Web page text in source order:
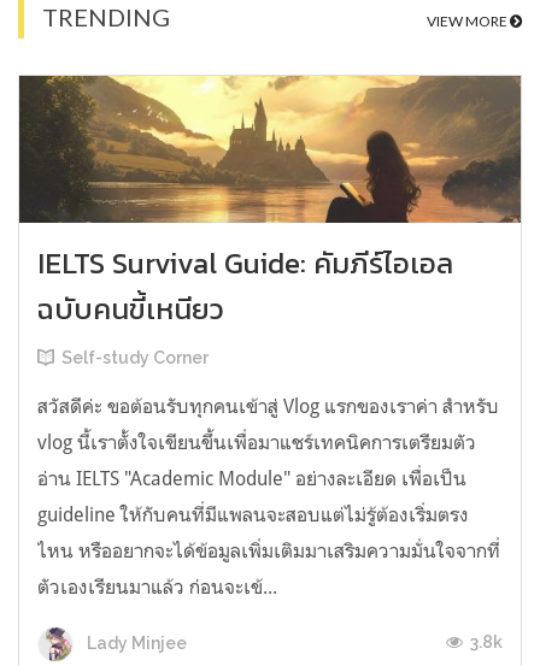
TRENDING VIEW MORE
IELTS Survival Guide: คัมภีร์ไอเอล
ฉบับคนขี้เหนียว
Self-study Corner
สวัสดีค่ะ ขอต้อนรับทุกคนเข้าสู่ Vlog แรกของเราค่า สำหรับ
vlog นี้เราตั้งใจเขียนขึ้นเพื่อมาแชร์เทคนิคการเตรียมตัว
อ่าน IELTS "Academic Module" อย่างละเอียด เพื่อเป็น
guideline ให้กับคนที่มีแพลนจะสอบแต่ไม่รู้ต้องเริ่มตรง
ไหน หรืออยากจะได้ข้อมูลเพิ่มเติมมาเสริมความมั่นใจจากที่
ตัวเองเรียนมาแล้ว ก่อนจะเข้...
Lady Minjee 3.8k